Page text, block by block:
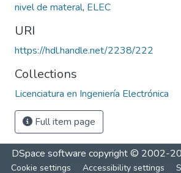
nivel de materal, ELEC
URI
https://hdl.handle.net/2238/222
Collections
Licenciatura en Ingeniería Electrónica
Full item page
DSpace software copyright © 2002-
Cookie settings Accessibility settings